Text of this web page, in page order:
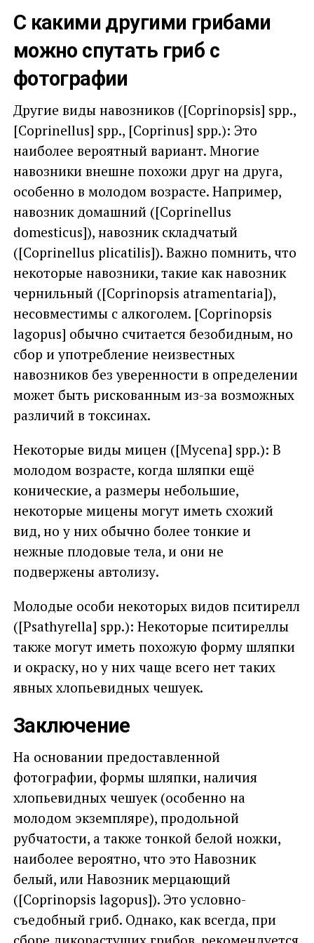
С какими другими грибами
можно спутать гриб с
фотографии
Другие виды навозников ([Coprinopsis] spp.,
[Coprinellus] spp., [Coprinus] spp.): Это
наиболее вероятный вариант. Многие
навозники внешне похожи друг на друга,
особенно в молодом возрасте. Например,
навозник домашний ([Coprinellus
domesticus]), навозник складчатый
([Coprinellus plicatilis]). Важно помнить, что
некоторые навозники, такие как навозник
чернильный ([Coprinopsis atramentaria]),
несовместимы с алкоголем. [Coprinopsis
lagopus] обычно считается безобидным, но
сбор и употребление неизвестных
навозников без уверенности в определении
может быть рискованным из-за возможных
различий в токсинах.
Некоторые виды мицен ([Mycena] spp.): В
молодом возрасте, когда шляпки ещё
конические, а размеры небольшие,
некоторые мицены могут иметь схожий
вид, но у них обычно более тонкие и
нежные плодовые тела, и они не
подвержены автолизу.
Молодые особи некоторых видов пситирелл
([Psathyrella] spp.): Некоторые пситиреллы
также могут иметь похожую форму шляпки
и окраску, но у них чаще всего нет таких
явных хлопьевидных чешуек.
Заключение
На основании предоставленной
фотографии, формы шляпки, наличия
хлопьевидных чешуек (особенно на
молодом экземпляре), продольной
рубчатости, а также тонкой белой ножки,
наиболее вероятно, что это Навозник
белый, или Навозник мерцающий
([Coprinopsis lagopus]). Это условно-
съедобный гриб. Однако, как всегда, при